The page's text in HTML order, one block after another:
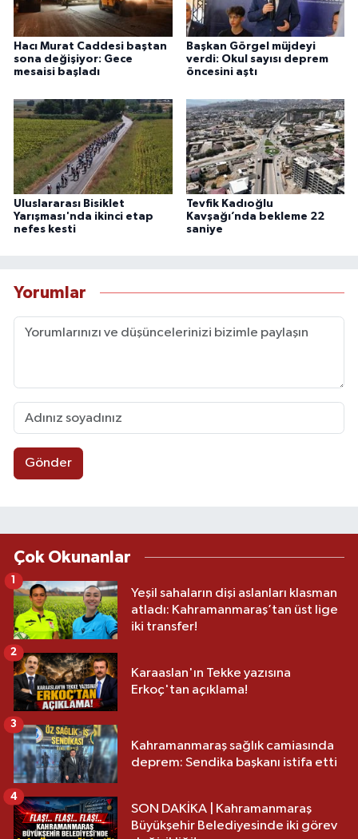
Hacı Murat Caddesi baştan
sona değişiyor: Gece
mesaisi başladı
Başkan Görgel müjdeyi
verdi: Okul sayısı deprem
öncesini aştı
Uluslararası Bisiklet
Yarışması'nda ikinci etap
nefes kesti
Tevfik Kadıoğlu
Kavşağı’nda bekleme 22
saniye
Yorumlar
Gönder
Çok Okunanlar
Yeşil sahaların dişi aslanları klasman
atladı: Kahramanmaraş’tan üst lige
iki transfer!
1
Karaaslan'ın Tekke yazısına
Erkoç'tan açıklama!
2
Kahramanmaraş sağlık camiasında
deprem: Sendika başkanı istifa etti
3
SON DAKİKA | Kahramanmaraş
Büyükşehir Belediyesinde iki görev
4